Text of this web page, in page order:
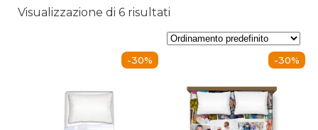
Visualizzazione di 6 risultati
-30% -30%